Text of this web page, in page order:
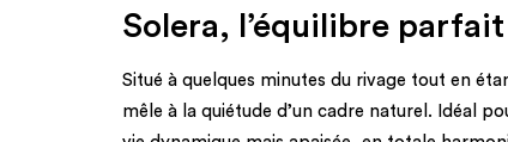
Solera, l’équilibre
Situé à quelques minutes du rivage tout en
mêle à la quiétude d’un cadre naturel. Idéal